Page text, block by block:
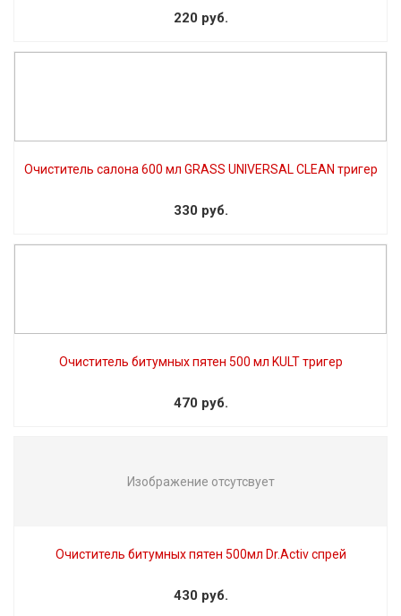
220 руб.
Очиститель салона 600 мл GRASS UNIVERSAL CLEAN тригер
330 руб.
Очиститель битумных пятен 500 мл KULT тригер
470 руб.
Изображение отсутсвует
Очиститель битумных пятен 500мл Dr.Activ спрей
430 руб.